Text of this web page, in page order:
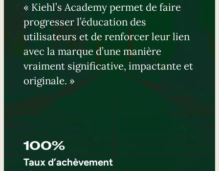
« Kiehl’s Academy permet de faire
progresser l’éducation des
utilisateurs et de renforcer leur lien
avec la marque d’une manière
vraiment significative, impactante et
originale. »
100%
Taux d’achèvement